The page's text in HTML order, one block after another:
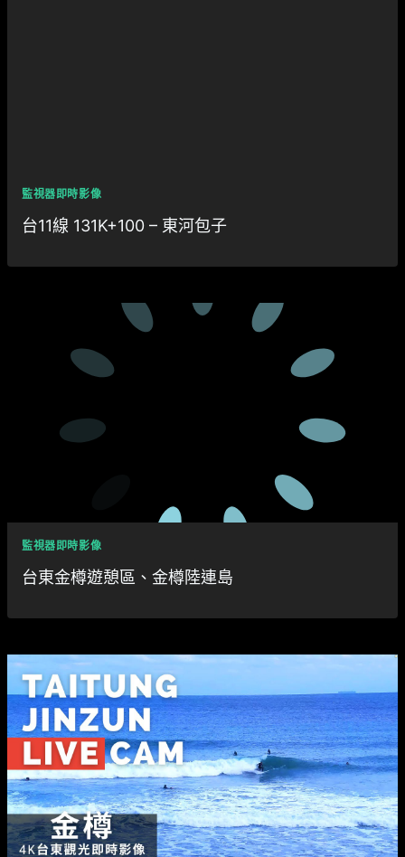
監視器即時影像
台11線 131K+100 – 東河包子
監視器即時影像
台東金樽遊憩區、金樽陸連島